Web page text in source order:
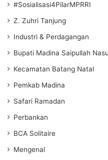
#Sosialisasi4PilarMPRRI
Z. Zuhri Tanjung
Industri & Perdagangan
Bupati Madina Saipullah
Kecamatan Batang Natal
Pemkab Madina
Safari Ramadan
Perbankan
BCA Solitaire
Mengenal